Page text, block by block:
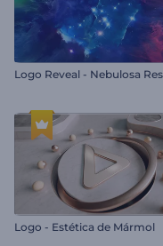
Logo - Estética de Mármol